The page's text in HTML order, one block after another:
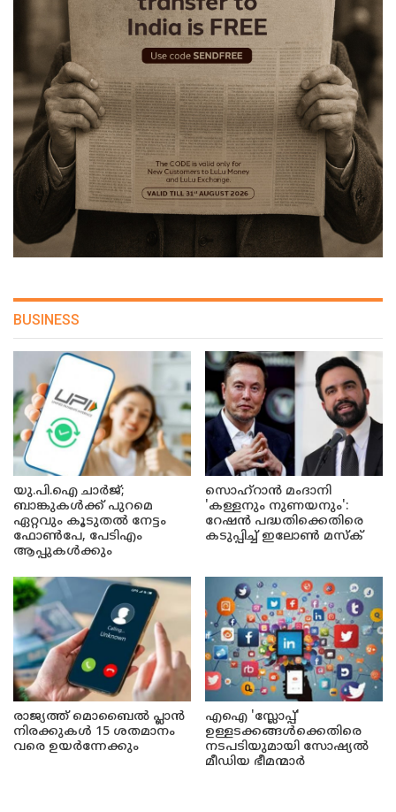
BUSINESS
യു.പി.ഐ ചാർജ്;
ബാങ്കുകൾക്ക് പുറമെ
ഏറ്റവും കൂടുതൽ നേട്ടം
ഫോൺപേ, പേടിഎം
ആപ്പുകൾക്കും
സൊഹ്റാൻ മംദാനി
'കള്ളനും നുണയനും':
റേഷൻ പദ്ധതിക്കെതിരെ
കടുപ്പിച്ച് ഇലോൺ മസ്ക്
രാജ്യത്ത് മൊബൈൽ പ്ലാൻ
നിരക്കുകൾ 15 ശതമാനം
വരെ ഉയർന്നേക്കും
എഐ 'സ്ലോപ്പ്'
ഉള്ളടക്കങ്ങൾക്കെതിരെ
നടപടിയുമായി സോഷ്യൽ
മീഡിയ ഭീമന്മാർ